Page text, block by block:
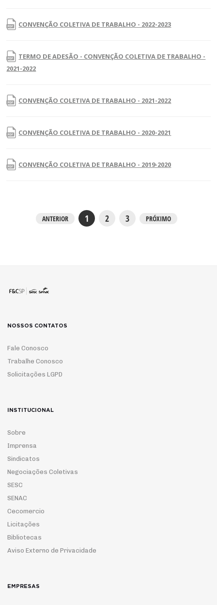
CONVENÇÃO COLETIVA DE TRABALHO - 2022-2023
TERMO DE ADESÃO - CONVENÇÃO COLETIVA DE TRABALHO -
2021-2022
CONVENÇÃO COLETIVA DE TRABALHO - 2021-2022
CONVENÇÃO COLETIVA DE TRABALHO - 2020-2021
CONVENÇÃO COLETIVA DE TRABALHO - 2019-2020
ANTERIOR 1 2 3 PRÓXIMO
NOSSOS CONTATOS
Fale Conosco
Trabalhe Conosco
Solicitações LGPD
INSTITUCIONAL
Sobre
Imprensa
Sindicatos
Negociações Coletivas
SESC
SENAC
Cecomercio
Licitações
Bibliotecas
Aviso Externo de Privacidade
EMPRESAS